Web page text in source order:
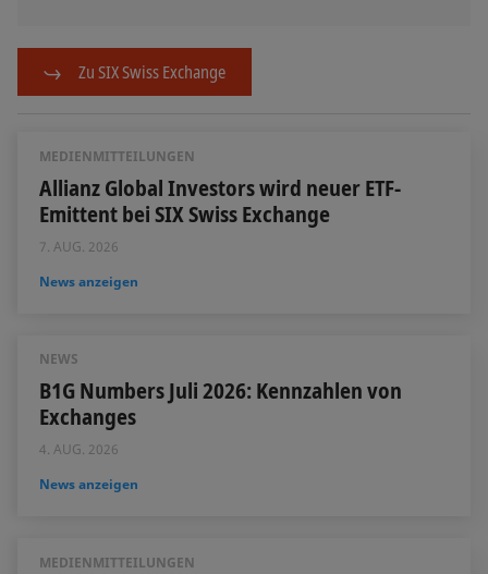
Zu SIX Swiss Exchange
MEDIENMITTEILUNGEN
Allianz Global Investors wird neuer ETF-
Emittent bei SIX Swiss Exchange
7. AUG. 2026
News anzeigen
NEWS
B1G Numbers Juli 2026: Kennzahlen von
Exchanges
4. AUG. 2026
News anzeigen
MEDIENMITTEILUNGEN